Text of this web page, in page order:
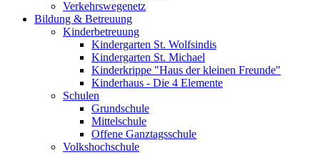
Verkehrswegenetz
Bildung & Betreuung
Kinderbetreuung
Kindergarten St. Wolfsindis
Kindergarten St. Michael
Kinderkrippe "Haus der kleinen Freunde"
Kinderhaus - Die 4 Elemente
Schulen
Grundschule
Mittelschule
Offene Ganztagsschule
Volkshochschule